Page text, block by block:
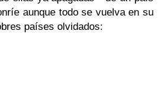
aunque todo se vuelva en su
países olvidados: